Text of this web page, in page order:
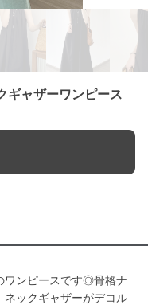
ギャザーワンピース
ワンピースです◎骨格ナ
ックギャザーがデコル